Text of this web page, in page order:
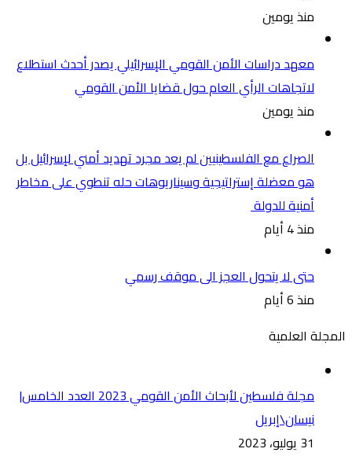
منذ يومين
معهد دراسات الأمن القومي الإسرائيلي يصدر أحدث استطلاع
لاتجاهات الرأي العام حول قضايا الأمن القومي
منذ يومين
الصراع مع الفلسطينيين لم يعد مجرد تهديد أمني لإسرائيل بل
هو معضلة إستراتيجية وسيناريوهات حله تنطوي على مخاطر
أمنية للدولة
منذ 4 أيام
حتى لا يتحول العجز الى موقف رسمي
منذ 6 أيام
المجلة العلمية
مجلة فلسطين لأبحاث الأمن القومي 2023 العدد الخامس|
نيسان\إبريل
31 يوليو، 2023